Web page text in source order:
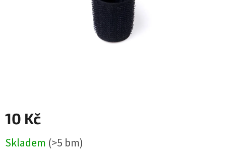
10 Kč
cena:
Skladem (>5 bm)